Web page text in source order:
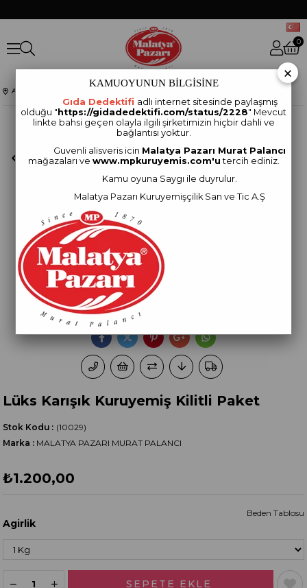
0
Anasayfa
Lüks Karışık Kuruyemiş Kilitli Paket
(10029)
Stok Kodu
Marka : MALATYA PAZARI MURAT PALANCI
₺1.200,00
Agirlik
Beden Tablosu
×
KAMUOYUNUN BİLGİSİNE
Gıda Dedektifi adlı internet sitesinde paylaşmış
olduğu " https://gidadedektifi.com/status/2228" Mevcut
linkte bahsi geçen olayla ilgili şirketimizin hiçbir dahli ve
bağlantısı yoktur.
Guvenli alisveris icin Malatya Pazarı Murat Palancı
mağazaları ve www.mpkuruyemis.com'u tercih ediniz.
Kamu oyuna Saygı ile duyrulur.
Malatya Pazarı Kuruyemişçilik San ve Tic A.Ş